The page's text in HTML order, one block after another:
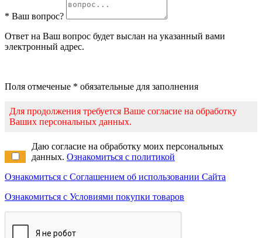
* Ваш вопрос?
Ответ на Ваш вопрос будет выслан на указанный вами
электронный адрес.
Поля отмеченые * обязательные для заполнения
Для продолжения требуется Ваше согласие на обработку
Ваших персональных данных.
Даю согласие на обработку моих персональных
данных. Ознакомиться с политикой
Ознакомиться с Соглашением об использовании Сайта
Ознакомиться с Условиями покупки товаров